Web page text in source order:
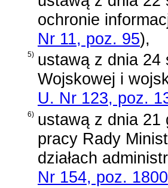
ochronie
Nr 11, poz. 95),
5) ustawą z dnia 24
Wojskowej i
U. Nr 123, poz.
6) ustawą z dnia 21
pracy Rady
działach
Nr 154, poz. 1800